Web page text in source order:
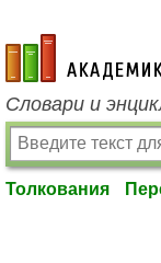
academic.ru
Словари и
Толкования